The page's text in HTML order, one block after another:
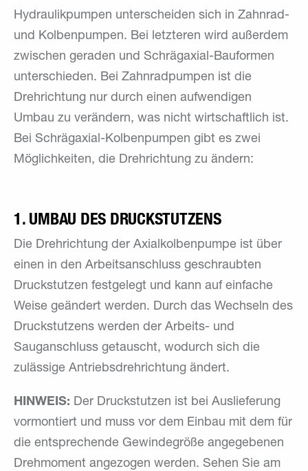
Hydraulikpumpen unterscheiden sich in Zahnrad-
und Kolbenpumpen. Bei letzteren wird außerdem
zwischen geraden und Schrägaxial-Bauformen
unterschieden. Bei Zahnradpumpen ist die
Drehrichtung nur durch einen aufwendigen
Umbau zu verändern, was nicht wirtschaftlich ist.
Bei Schrägaxial-Kolbenpumpen gibt es zwei
Möglichkeiten, die Drehrichtung zu ändern:
1. UMBAU DES DRUCKSTUTZENS
Die Drehrichtung der Axialkolbenpumpe ist über
einen in den Arbeitsanschluss geschraubten
Druckstutzen festgelegt und kann auf einfache
Weise geändert werden. Durch das Wechseln des
Druckstutzens werden der Arbeits- und
Sauganschluss getauscht, wodurch sich die
zulässige Antriebsdrehrichtung ändert.
HINWEIS: Der Druckstutzen ist bei Auslieferung
vormontiert und muss vor dem Einbau mit dem für
die entsprechende Gewindegröße angegebenen
Drehmoment angezogen werden. Sehen Sie am